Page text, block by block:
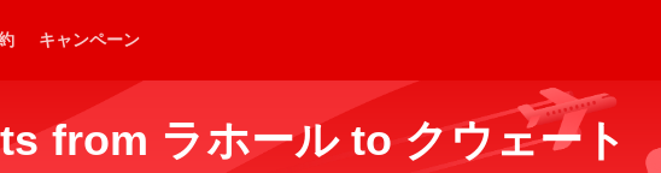
キャンペーン
from ラホール to クウェート